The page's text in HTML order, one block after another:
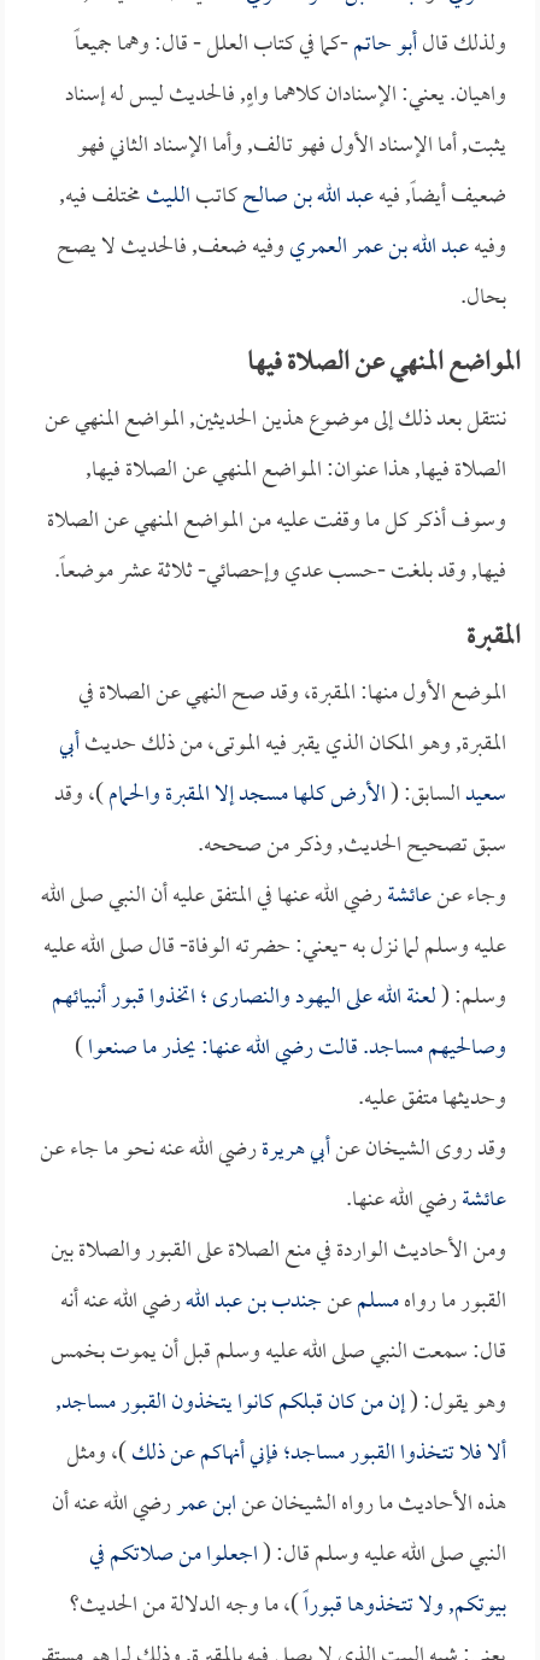
ولذلك قالأبو حاتم-كما في كتاب العلل - قال: وهما جميعاً
واهيان. يعني: الإسنادان كلاهما واهٍ, فالحديث ليس له إسناد
يثبت, أما الإسناد الأول فهو تالف, وأما الإسناد الثاني فهو
ضعيف أيضاً, فيهعبد الله بن صالحكاتبالليثمختلف فيه,
وفيهعبد الله بن عمر العمريوفيه ضعف, فالحديث لا يصح
بحال.
المواضع المنهي عن الصلاة فيها
ننتقل بعد ذلك إلى موضوع هذين الحديثين, المواضع المنهي عن
الصلاة فيها, هذا عنوان: المواضع المنهي عن الصلاة فيها,
وسوف أذكر كل ما وقفت عليه من المواضع المنهي عن الصلاة
فيها, وقد بلغت -حسب عدي وإحصائي- ثلاثة عشر موضعاً.
المقبرة
الموضع الأول منها: المقبرة، وقد صح النهي عن الصلاة في
المقبرة, وهو المكان الذي يقبر فيه الموتى، من ذلك حديثأبي
سعيدالسابق: (الأرض كلها مسجد إلا المقبرة والحمام)، وقد
سبق تصحيح الحديث, وذكر من صححه.
وجاء عنعائشةرضي الله عنها في المتفق عليه أن النبي صلى الله
عليه وسلم لما نزل به -يعني: حضرته الوفاة- قال صلى الله عليه
وسلم: (لعنة الله على اليهود والنصارى ؛ اتخذوا قبور أنبيائهم
وصالحيهم مساجد. قالت رضي الله عنها: يحذر ما صنعوا)
وحديثها متفق عليه.
وقد روى الشيخان عنأبي هريرةرضي الله عنه نحو ما جاء عن
عائشةرضي الله عنها.
ومن الأحاديث الواردة في منع الصلاة على القبور والصلاة بين
القبور ما رواهمسلمعنجندب بن عبد اللهرضي الله عنه أنه
قال: سمعت النبي صلى الله عليه وسلم قبل أن يموت بخمس
وهو يقول: (إن من كان قبلكم كانوا يتخذون القبور مساجد,
ألا فلا تتخذوا القبور مساجد؛ فإني أنهاكم عن ذلك)، ومثل
هذه الأحاديث ما رواه الشيخان عنابن عمررضي الله عنه أن
النبي صلى الله عليه وسلم قال: (اجعلوا من صلاتكم في
بيوتكم, ولا تتخذوها قبوراً)، ما وجه الدلالة من الحديث؟